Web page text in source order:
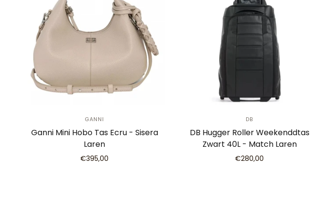
GANNI
Ganni Mini Hobo Tas Ecru - Sisera
Laren
€395,00
DB
DB Hugger Roller Weekenddtas
Zwart 40L - Match Laren
€280,00